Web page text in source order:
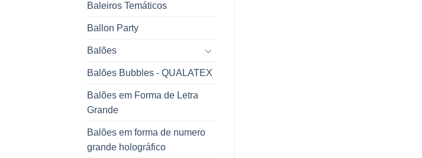
Baleiros Temáticos
Ballon Party
Balões
Balões Bubbles - QUALATEX
Balões em Forma de Letra
Grande
Balões em forma de numero
grande holográfico